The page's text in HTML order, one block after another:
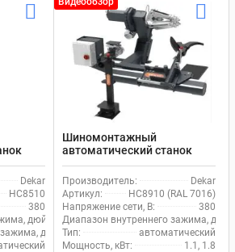
Dekar
HC8510
380
дюйм:
10-22
зажима, дюйм: 12-24
Шиномонтажный
автоматический станок
Dekar HC8910 для грузового
транспорта
Производитель:
Dekar
Артикул:
HC8910 (RAL 7016)
Напряжение сети, В:
380
Диапазон внутреннего зажима,
Тип:
автоматический
Мощность, кВт:
1.1, 1.8